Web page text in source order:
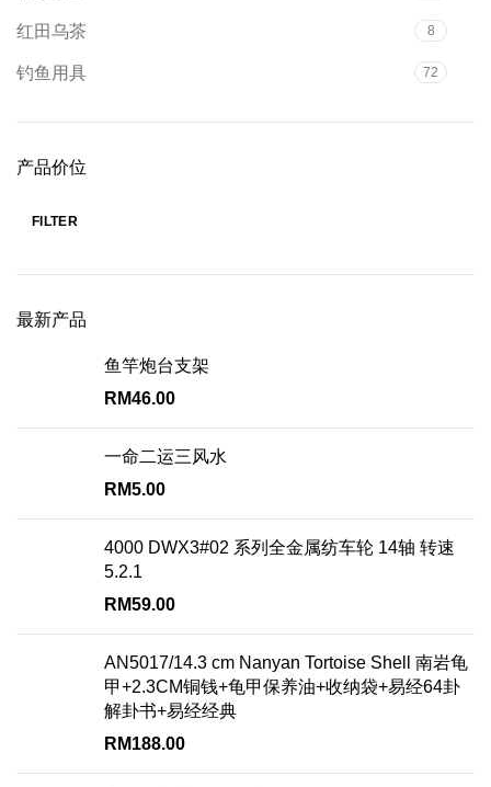
红田乌茶 8
钓鱼用具 72
产品价位
FILTER
最新产品
鱼竿炮台支架
RM46.00
一命二运三风水
RM5.00
4000 DWX3#02 系列全金属纺车轮 14轴 转速
5.2.1
RM59.00
AN5017/14.3 cm Nanyan Tortoise Shell 南岩龟
甲+2.3CM铜钱+龟甲保养油+收纳袋+易经64卦
解卦书+易经经典
RM188.00